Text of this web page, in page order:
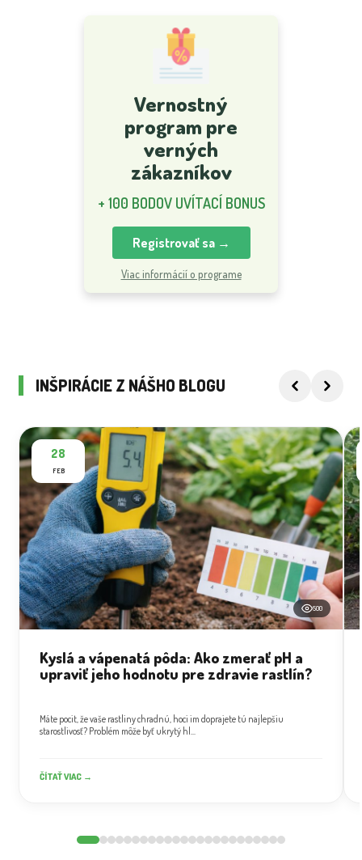
Vernostný
program pre
verných
zákazníkov
+ 100 BODOV UVÍTACÍ BONUS
Registrovať sa →
Viac informácií o programe
INŠPIRÁCIE Z NÁŠHO BLOGU
28
FEB
500
Kyslá a vápenatá pôda: Ako zmerať pH a
upraviť jeho hodnotu pre zdravie rastlín?
Máte pocit, že vaše rastliny chradnú, hoci im doprajete tú najlepšiu
starostlivosť? Problém môže byť ukrytý hl...
ČÍTAŤ VIAC →